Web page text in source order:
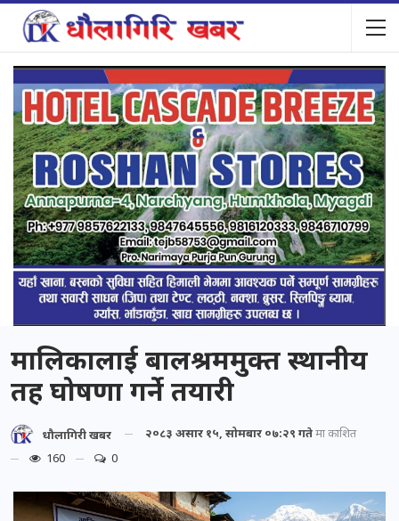
मालिकालाई बालश्रममुक्त स्थानीय
तह घोषणा गर्ने तयारी
धौलागिरी खबर २०८३ असार १५, सोमबार ०७:२९ गतेमा प्रकाशित
160
0